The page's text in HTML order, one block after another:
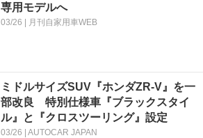
専用モデルへ
03/26 | 月刊自家用車WEB
ミドルサイズSUV『ホンダZR-V』を一
部改良 特別仕様車『ブラックスタイ
ル』と『クロスツーリング』設定
03/26 | AUTOCAR JAPAN